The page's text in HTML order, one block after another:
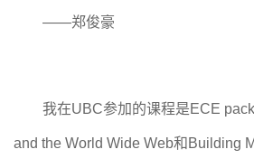
——郑俊豪
我在UBC参加的课程是ECE
and the World Wide Web和Building